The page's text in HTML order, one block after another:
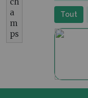
a
m
ps
Tout